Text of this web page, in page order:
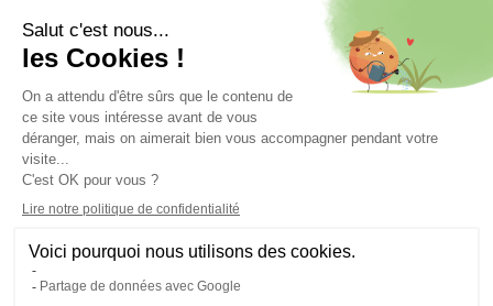

Votre compte
Marchand approuvé par la Société des Avis Garantis,
pour vérifier